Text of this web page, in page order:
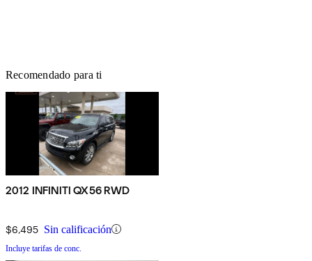
Recomendado para ti
2012 INFINITI QX56 RWD
$6,495 Sin calificación
Incluye tarifas de conc.